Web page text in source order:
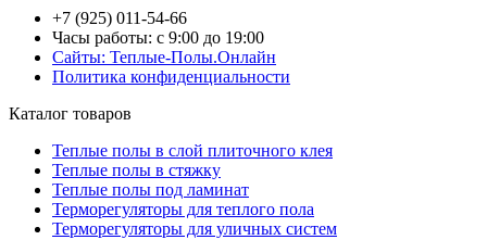
+7 (925) 011-54-66
Часы работы: с 9:00 до 19:00
Сайты: Теплые-Полы.Онлайн
Политика конфиденциальности
Каталог товаров
Теплые полы в слой плиточного клея
Теплые полы в стяжку
Теплые полы под ламинат
Терморегуляторы для теплого пола
Терморегуляторы для уличных систем